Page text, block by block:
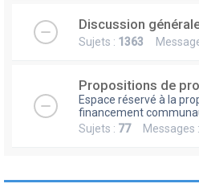
Discussion
Sujets : 1363
Propositions de
Espace réservé à la
financement
Sujets : 77Messages :